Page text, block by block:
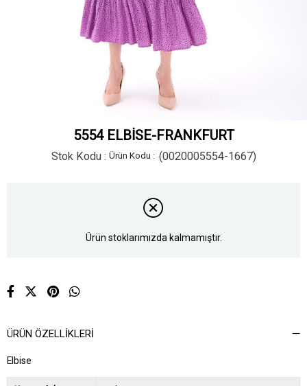
5554 ELBİSE-FRANKFURT
Stok Kodu (0020005554-1667)
Ürün stoklarımızda kalmamıştır.
ÜRÜN ÖZELLIKLERI
Elbise